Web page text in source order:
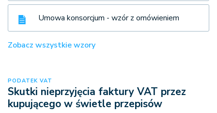
Umowa konsorcjum - wzór z omówieniem
Zobacz wszystkie wzory
PODATEK VAT
Skutki nieprzyjęcia faktury VAT przez
kupującego w świetle przepisów